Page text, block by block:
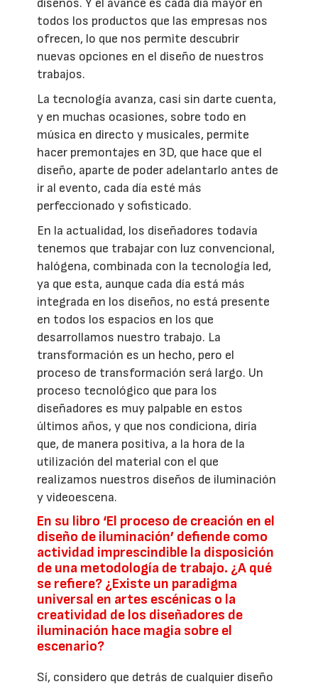
diseños. Y el avance es cada día mayor en
todos los productos que las empresas nos
ofrecen, lo que nos permite descubrir
nuevas opciones en el diseño de nuestros
trabajos.
La tecnología avanza, casi sin darte cuenta,
y en muchas ocasiones, sobre todo en
música en directo y musicales, permite
hacer premontajes en 3D, que hace que el
diseño, aparte de poder adelantarlo antes de
ir al evento, cada día esté más
perfeccionado y sofisticado.
En la actualidad, los diseñadores todavía
tenemos que trabajar con luz convencional,
halógena, combinada con la tecnología led,
ya que esta, aunque cada día está más
integrada en los diseños, no está presente
en todos los espacios en los que
desarrollamos nuestro trabajo. La
transformación es un hecho, pero el
proceso de transformación será largo. Un
proceso tecnológico que para los
diseñadores es muy palpable en estos
últimos años, y que nos condiciona, diría
que, de manera positiva, a la hora de la
utilización del material con el que
realizamos nuestros diseños de iluminación
y videoescena.
En su libro ‘El proceso de creación en el
diseño de iluminación’ defiende como
actividad imprescindible la disposición
de una metodología de trabajo. ¿A qué
se refiere? ¿Existe un paradigma
universal en artes escénicas o la
creatividad de los diseñadores de
iluminación hace magia sobre el
escenario?
Sí, considero que detrás de cualquier diseño